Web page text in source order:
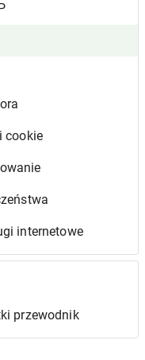
cookie
internetowe
przewodnik